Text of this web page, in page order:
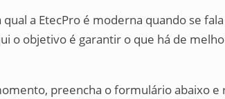
a EtecPro é moderna quando se
o objetivo é garantir o que há de
preencha o formulário abaixo e